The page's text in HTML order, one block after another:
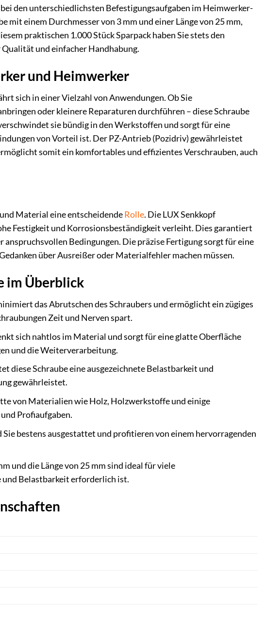
den unterschiedlichsten Befestigungsaufgaben im Heimwerker-
mit einem Durchmesser von 3 mm und einer Länge von 25 mm,
praktischen 1.000 Stück Sparpack haben Sie stets den
und einfacher Handhabung.
und Heimwerker
sich in einer Vielzahl von Anwendungen. Ob Sie
oder kleinere Reparaturen durchführen – diese Schraube
sie bündig in den Werkstoffen und sorgt für eine
von Vorteil ist. Der PZ-Antrieb (Pozidriv) gewährleistet
somit ein komfortables und effizientes Verschrauben, auch
Material eine entscheidendeRolle. Die LUX Senkkopf
Festigkeit und Korrosionsbeständigkeit verleiht. Dies garantiert
anspruchsvollen Bedingungen. Die präzise Fertigung sorgt für eine
über Ausreißer oder Materialfehler machen müssen.
im Überblick
das Abrutschen des Schraubers und ermöglicht ein zügiges
Zeit und Nerven spart.
sich nahtlos im Material und sorgt für eine glatte Oberfläche
und die Weiterverarbeitung.
diese Schraube eine ausgezeichnete Belastbarkeit und
gewährleistet.
von Materialien wie Holz, Holzwerkstoffe und einige
Profiaufgaben.
bestens ausgestattet und profitieren von einem hervorragenden
und die Länge von 25 mm sind ideal für viele
und Belastbarkeit erforderlich ist.